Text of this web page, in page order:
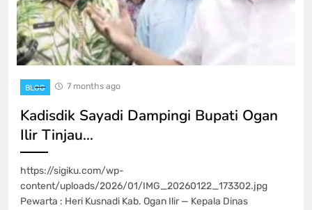
BLOG 7 months ago
Kadisdik Sayadi Dampingi Bupati Ogan
Ilir Tinjau…
https://sigiku.com/wp-
content/uploads/2026/01/IMG_20260122_173302.jpg
Pewarta : Heri Kusnadi Kab. Ogan Ilir — Kepala Dinas